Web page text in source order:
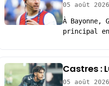
05 août 2026
À
principal
Castres :
05 août 2026